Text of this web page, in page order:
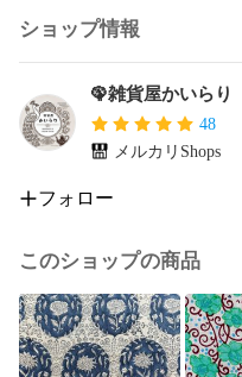
ショップ情報
🦚雑貨屋かいらり
48
メルカリShops
フォロー
このショップの商品